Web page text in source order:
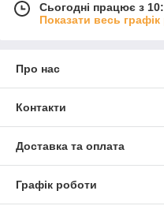
Сьогодні працює з
Показати весь
Про нас
Контакти
Доставка та оплата
Графік роботи